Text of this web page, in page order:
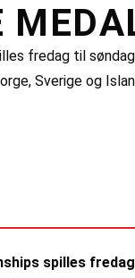
fredag til
Sverige og
spilles